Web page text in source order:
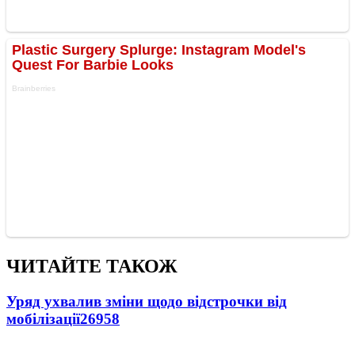
ЧИТАЙТЕ ТАКОЖ
Уряд ухвалив зміни щодо відстрочки від
мобілізації26958